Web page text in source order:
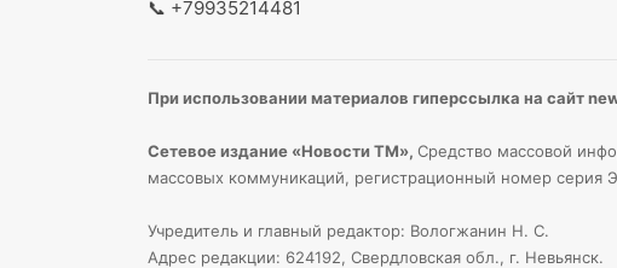
📞 +79935214481
При использовании материалов гиперссылка на сайт
Сетевое издание «Новости ТМ», Средство массовой
массовых коммуникаций, регистрационный номер серия Э
Учредитель и главный редактор: Вологжанин Н. С.
Адрес редакции: 624192, Свердловская обл., г. Невьянск.